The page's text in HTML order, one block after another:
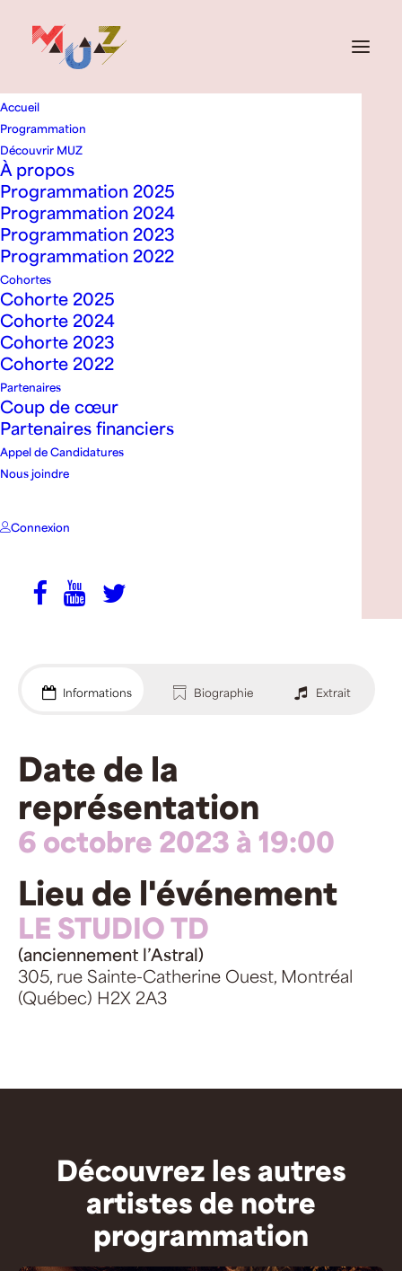
Accueil
Programmation
Découvrir MUZ
À propos
Programmation 2025
Programmation 2024
Programmation 2023
Programmation 2022
Cohortes
Cohorte 2025
Cohorte 2024
Cohorte 2023
Cohorte 2022
Partenaires
Coup de cœur
Partenaires financiers
Appel de Candidatures
Nous joindre
Connexion
RETOUR À LA PROGRAMMATION
Malia Laura
Informations Biographie Extrait
Date de la
représentation
6 octobre 2023 à 19:00
Lieu de l'événement
LE STUDIO TD
(anciennement l’Astral)
305, rue Sainte-Catherine Ouest, Montréal
(Québec) H2X 2A3
Découvrez les autres
artistes de notre
programmation